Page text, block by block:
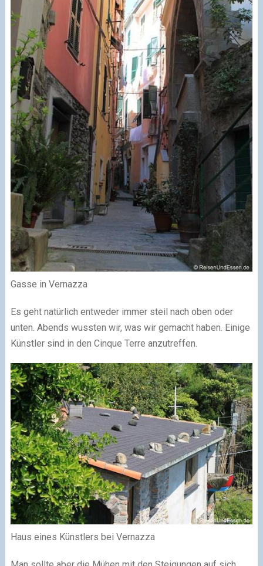
Gasse in Vernazza
Es geht natürlich entweder immer steil nach oben oder
unten. Abends wussten wir, was wir gemacht haben. Einige
Künstler sind in den Cinque Terre anzutreffen.
Haus eines Künstlers bei Vernazza